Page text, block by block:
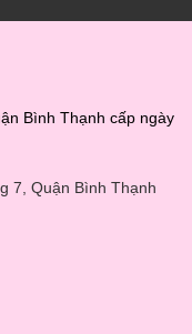
Bình Thạnh cấp ngày
7, Quận Bình Thạnh